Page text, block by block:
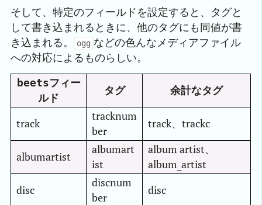
そして、特定のフィールドを設定すると、タグと
して書き込まれるときに、他のタグにも同値が書
き込まれる。
ogg などの色んなメディアファイル
への対応によるものらしい。
beetsフィー
ルド
タグ 余計なタグ
track
tracknum
ber
track、trackc
albumartist
albumart
ist
album artist、
album_artist
disc
discnum
ber
disc